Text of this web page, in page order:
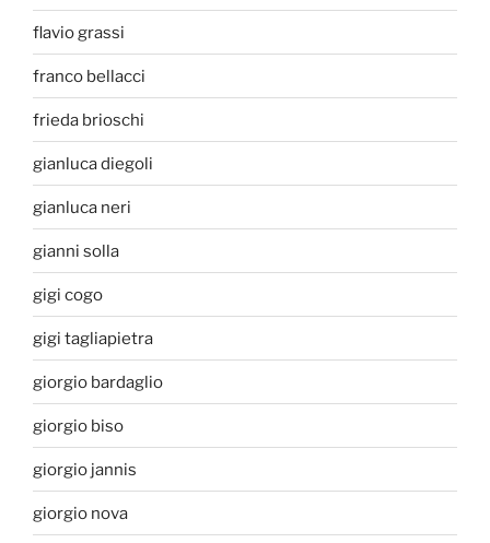
flavio grassi
franco bellacci
frieda brioschi
gianluca diegoli
gianluca neri
gianni solla
gigi cogo
gigi tagliapietra
giorgio bardaglio
giorgio biso
giorgio jannis
giorgio nova